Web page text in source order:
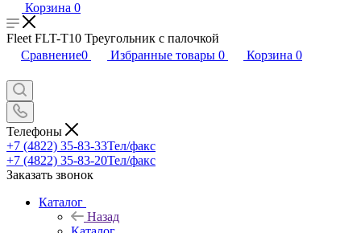
Корзина 0
Fleet FLT-T10 Треугольник с палочкой
Сравнение0 Избранные товары 0 Корзина 0
Телефоны
+7 (4822) 35-83-33Тел/факс
+7 (4822) 35-83-20Тел/факс
Заказать звонок
Каталог
Назад